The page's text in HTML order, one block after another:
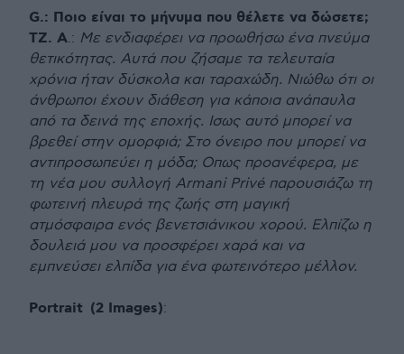
G.: Ποιο είναι το μήνυμα που θέλετε να δώσετε;
ΤΖ. Α.: Με ενδιαφέρει να προωθήσω ένα πνεύμα
θετικότητας. Αυτά που ζήσαμε τα τελευταία
χρόνια ήταν δύσκολα και ταραχώδη. Νιώθω ότι οι
άνθρωποι έχουν διάθεση για κάποια ανάπαυλα
από τα δεινά της εποχής. Ισως αυτό μπορεί να
βρεθεί στην ομορφιά; Στο όνειρο που μπορεί να
αντιπροσωπεύει η μόδα; Οπως προανέφερα, με
τη νέα μου συλλογή Armani Privé παρουσιάζω τη
φωτεινή πλευρά της ζωής στη μαγική
ατμόσφαιρα ενός βενετσιάνικου χορού. Ελπίζω η
δουλειά μου να προσφέρει χαρά και να
εμπνεύσει ελπίδα για ένα φωτεινότερο μέλλον.
Portrait (2 Images):